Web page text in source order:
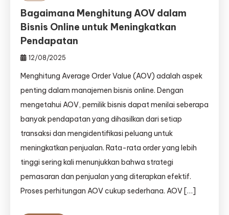
Bagaimana Menghitung AOV dalam
Bisnis Online untuk Meningkatkan
Pendapatan
12/08/2025
Menghitung Average Order Value (AOV) adalah aspek
penting dalam manajemen bisnis online. Dengan
mengetahui AOV, pemilik bisnis dapat menilai seberapa
banyak pendapatan yang dihasilkan dari setiap
transaksi dan mengidentifikasi peluang untuk
meningkatkan penjualan. Rata-rata order yang lebih
tinggi sering kali menunjukkan bahwa strategi
pemasaran dan penjualan yang diterapkan efektif.
Proses perhitungan AOV cukup sederhana. AOV […]